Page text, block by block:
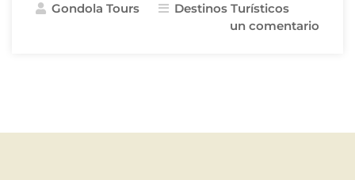
Vistas
Gondola Tours
Destinos Turísticos
un comentario